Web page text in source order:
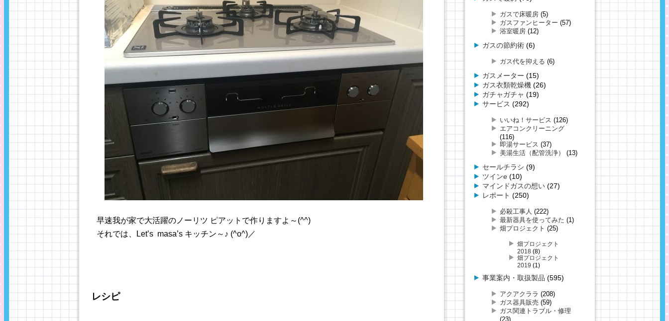
早速我が家で大活躍のノーリツ ピアットで作りますよ～(^^)
それでは、Let’s masa’s キッチン～♪ (^o^)／
レシピ
ガスで床暖房(5)
ガスファンヒーター (57)
浴室暖房(12)
ガスの節約術(6)
ガス代を抑える (6)
ガスメーター (15)
ガス衣類乾燥機 (26)
ガチャガチャ (19)
サービス (292)
いいね！サービス (126)
エアコンクリーニング
(116)
即湯サービス (37)
美湯生活（配管洗浄）
(13)
セールチラシ (9)
ツインe(10)
マインドガスの想い(27)
レポート (250)
必殺工事人 (222)
最新器具を使ってみた (1)
畑プロジェクト (25)
畑プロジェクト
2018(8)
畑プロジェクト
2019 (1)
事業案内・取扱製品 (595)
アクアクララ (208)
ガス器具販売 (59)
ガス関連トラブル・修理
(23)